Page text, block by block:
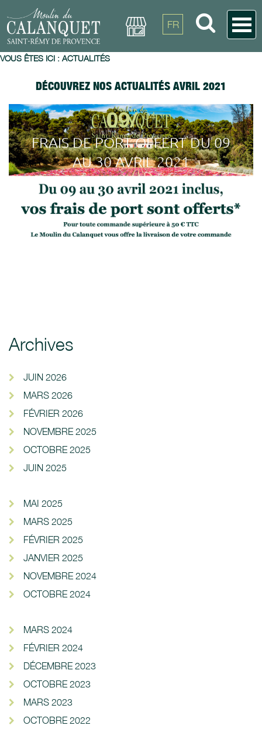
FR
VOUS ÊTES ICI : ACTUALITÉS
DÉCOUVREZ NOS ACTUALITÉS AVRIL 2021
09/04
FRAIS DE PORT OFFERT DU 09
AU 30 AVRIL 2021
Archives
JUIN 2026
MARS 2026
FÉVRIER 2026
NOVEMBRE 2025
OCTOBRE 2025
JUIN 2025
MAI 2025
MARS 2025
FÉVRIER 2025
JANVIER 2025
NOVEMBRE 2024
OCTOBRE 2024
MARS 2024
FÉVRIER 2024
DÉCEMBRE 2023
OCTOBRE 2023
MARS 2023
OCTOBRE 2022